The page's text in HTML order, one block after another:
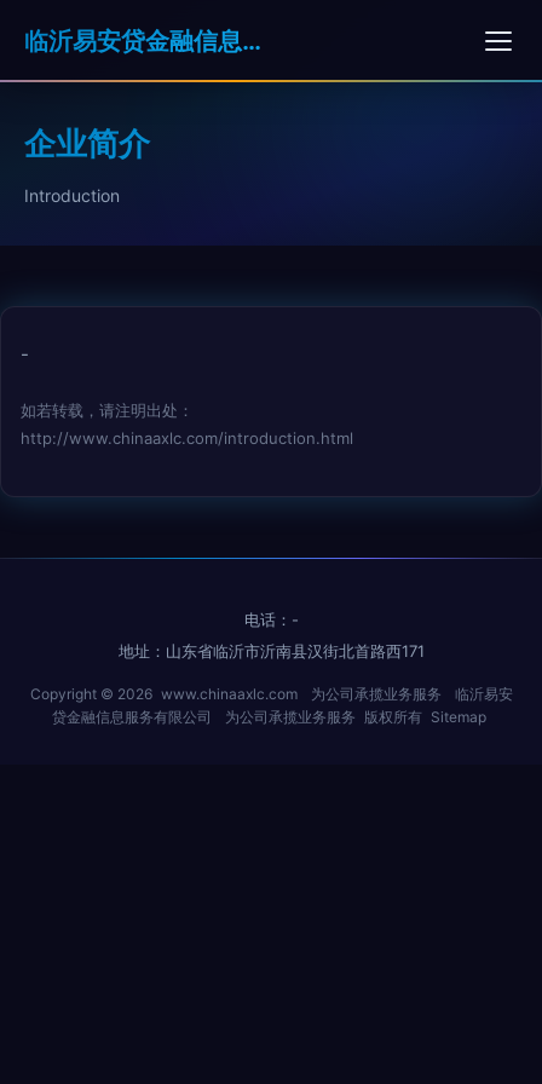
临沂易安贷金融信息服务有限公司
企业简介
Introduction
-
如若转载，请注明出处：
http://www.chinaaxlc.com/introduction.html
电话：-
地址：山东省临沂市沂南县汉街北首路西171
Copyright © 2026 www.chinaaxlc.com 为公司承揽业务服务
临沂易安
贷金融信息服务有限公司
为公司承揽业务服务 版权所有 Sitemap